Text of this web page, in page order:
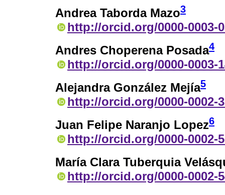
Andrea Taborda Mazo3
http://orcid.org/0000-0003-
Andres Choperena Posada4
http://orcid.org/0000-0003-
Alejandra González Mejía5
http://orcid.org/0000-0002-
Juan Felipe Naranjo Lopez6
http://orcid.org/0000-0002-
María Clara Tuberquia
http://orcid.org/0000-0002-